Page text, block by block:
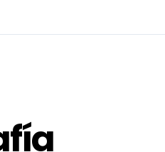
premio a Roca Rey